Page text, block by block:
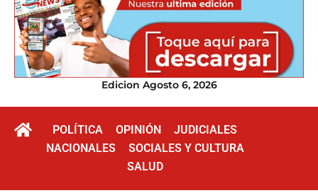
Edicion Agosto 6, 2026
POLÍTICA OPINIÓN
JUDICIALES
NACIONALES
SOCIALES Y CULTURA
SALUD